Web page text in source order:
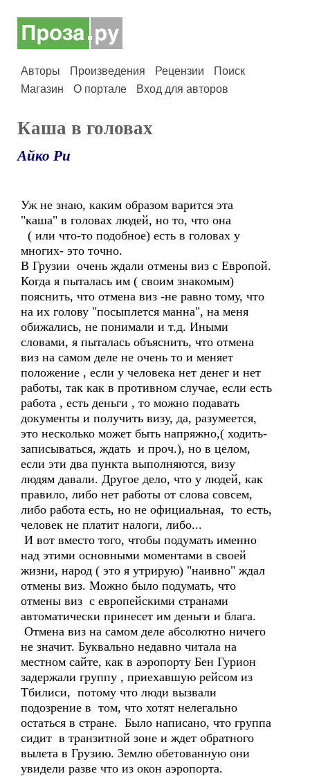
Авторы Произведения Рецензии
Поиск
Магазин
О портале Вход для авторов
Каша в головах
Айко Ри
Уж не знаю, каким образом варится эта
"каша" в головах людей, но то, что она
( или что-то подобное) есть в головах у
многих- это точно.
В Грузии очень ждали отмены виз с Европой.
Когда я пыталась им ( своим знакомым)
пояснить, что отмена виз -не равно тому, что
на их голову "посыплется манна", на меня
обижались, не понимали и т.д. Иными
словами, я пыталась объяснить, что отмена
виз на самом деле не очень то и меняет
положение , если у человека нет денег и нет
работы, так как в противном случае, если есть
работа , есть деньги , то можно подавать
документы и получить визу, да, разумеется,
это несколько может быть напряжно,( ходить-
записываться, ждать и проч.), но в целом,
если эти два пункта выполняются, визу
людям давали. Другое дело, что у людей, как
правило, либо нет работы от слова совсем,
либо работа есть, но не официальная, то есть,
человек не платит налоги, либо...
И вот вместо того, чтобы подумать именно
над этими основными моментами в своей
жизни, народ ( это я утрирую) "наивно" ждал
отмены виз. Можно было подумать, что
отмены виз с европейскими странами
автоматически принесет им деньги и блага.
Отмена виз на самом деле абсолютно ничего
не значит. Буквально недавно читала на
местном сайте, как в аэропорту Бен Гурион
задержали группу , приехавшую рейсом из
Тбилиси, потому что люди вызвали
подозрение в том, что хотят нелегально
остаться в стране. Было написано, что группа
сидит в транзитной зоне и ждет обратного
вылета в Грузию. Землю обетованную они
увидели разве что из окон аэропорта.